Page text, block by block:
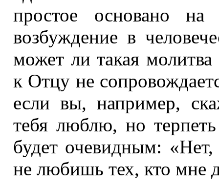
простое основано
возбуждение в
может ли такая
к Отцу не
если вы, например,
тебя люблю, но
будет очевидным:
не любишь тех, кто мне